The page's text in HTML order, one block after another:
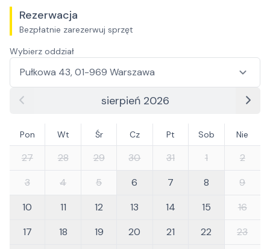
Rezerwacja
Bezpłatnie zarezerwuj sprzęt
Wybierz oddział
sierpień 2026
Pon Wt Śr Cz Pt Sob Nie
27 28 29 30 31 1
2
3
4 5 6 7 8
9
10
11 12 13 14 15
16
17
18 19 20 21 22
23